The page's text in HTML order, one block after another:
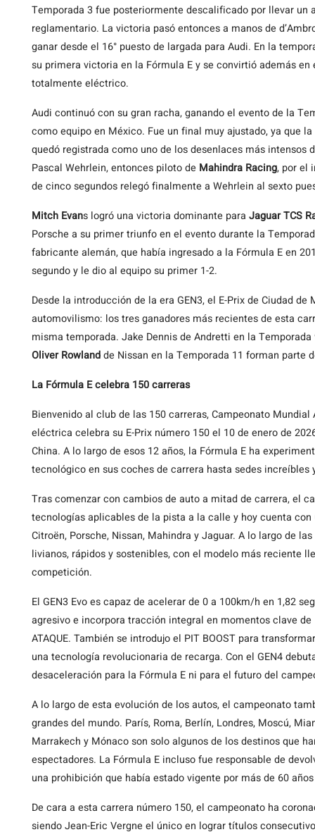
Temporada 3 fue posteriormente descalificado por llevar un
reglamentario. La victoria pasó entonces a manos de
ganar desde el 16° puesto de largada para Audi. En la
su primera victoria en la Fórmula E y se convirtió además
totalmente eléctrico.
Audi continuó con su gran racha, ganando el evento de la
como equipo en México. Fue un final muy ajustado, ya que
quedó registrada como uno de los desenlaces más intensos
Pascal Wehrlein, entonces piloto de Mahindra Racing, por el
de cinco segundos relegó finalmente a Wehrlein al sexto
Mitch Evans logró una victoria dominante para Jaguar TCS
Porsche a su primer triunfo en el evento durante la
fabricante alemán, que había ingresado a la Fórmula E en
segundo y le dio al equipo su primer 1-2.
Desde la introducción de la era GEN3, el E-Prix de Ciudad
automovilismo: los tres ganadores más recientes de esta
misma temporada. Jake Dennis de Andretti en la
Oliver Rowlandde Nissan en la Temporada 11 forman parte
La Fórmula E celebra 150 carreras
Bienvenido al club de las 150 carreras, Campeonato
eléctrica celebra su E-Prix número 150 el 10 de enero de
China. A lo largo de esos 12 años, la Fórmula E ha
tecnológico en sus coches de carrera hasta sedes
Tras comenzar con cambios de auto a mitad de carrera, el
tecnologías aplicables de la pista a la calle y hoy cuenta
Citroën, Porsche, Nissan, Mahindra y Jaguar. A lo largo de
livianos, rápidos y sostenibles, con el modelo más reciente
competición.
El GEN3 Evo es capaz de acelerar de 0 a 100km/h en 1,82
agresivo e incorpora tracción integral en momentos clave
ATAQUE. También se introdujo el PIT BOOST para
una tecnología revolucionaria de recarga. Con el GEN4
desaceleración para la Fórmula E ni para el futuro del
A lo largo de esta evolución de los autos, el campeonato
grandes del mundo. París, Roma, Berlín, Londres, Moscú,
Marrakech y Mónaco son solo algunos de los destinos que
espectadores. La Fórmula E incluso fue responsable de
una prohibición que había estado vigente por más de 60
De cara a esta carrera número 150, el campeonato ha
siendo Jean-Eric Vergne el único en lograr títulos